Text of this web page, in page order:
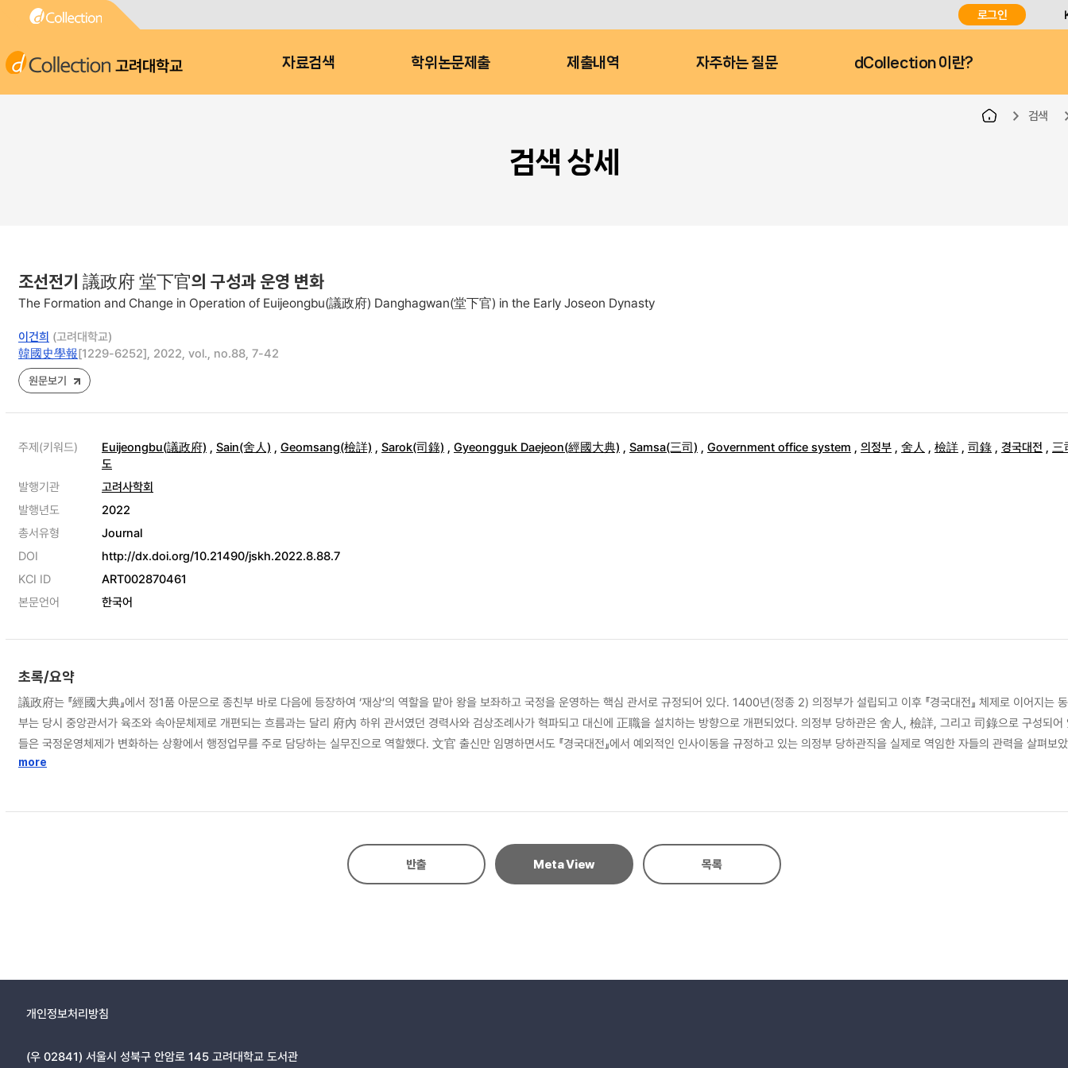
로그인
고려대학교 자료검색 학위논문제출 제출내역 자주하는 질문 dCollection 이란?
검색
검색 상세
조선전기 議政府 堂下官의 구성과 운영 변화
The Formation and Change in Operation of Euijeongbu(議政府) Danghagwan(堂下官) in the Early Joseon Dynasty
이건희 (고려대학교)
韓國史學報[1229-6252], 2022, vol., no.88, 7-42
원문보기
주제(키워드) Euijeongbu(議政府) , Sain(舍人) , Geomsang(檢詳) , Sarok(司錄) , Gyeongguk Daejeon(經國大典) , Samsa(三司) , Government office system , 의정부 , 舍人 , 檢詳 , 司錄 , 경국대전 , 三
도
발행기관
고려사학회
발행년도
2022
총서유형
Journal
DOI
http://dx.doi.org/10.21490/jskh.2022.8.88.7
KCI ID
ART002870461
본문언어
한국어
초록/요약
議政府는 『經國大典』에서 정1품 아문으로 종친부 바로 다음에 등장하여 ‘재상’의 역할을 맡아 왕을 보좌하고 국정을 운영하는 핵심 관서로 규정되어 있다. 1400년(정종 2) 의정부가 설립되고 이후 『경국대전』 체제로 이어지는
부는 당시 중앙관서가 육조와 속아문체제로 개편되는 흐름과는 달리 府內 하위 관서였던 경력사와 검상조례사가 혁파되고 대신에 正職을 설치하는 방향으로 개편되었다. 의정부 당하관은 舍人, 檢詳, 그리고 司錄으로 구성되어
들은 국정운영체제가 변화하는 상황에서 행정업무를 주로 담당하는 실무진으로 역할했다. 文官 출신만 임명하면서도 『경국대전』에서 예외적인 인사이동을 규정하고 있는 의정부 당하관직을 실제로 역임한 자들의 관력을 살펴보
16세기 이후부터 규정과 다른 새로운 양상이 나타났다. 재직기간의 단축과 재임용, 아래 품직으로의 改差, 그리고 三司와 번갈아 나타나는 인사이동은 중종대 혼란스러운 政局과 함께 三司의 정치적 영향력 증대에 따라 향상된
more
반출 Meta View 목록
개인정보처리방침
(우 02841) 서울시 성북구 안암로 145 고려대학교 도서관